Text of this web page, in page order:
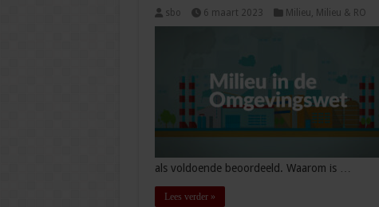
sbo 6 maart 2023 Milieu, Milieu & RO
als voldoende beoordeeld. Waarom is …
Lees verder »